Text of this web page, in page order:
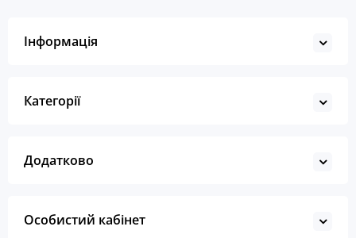
Інформація
Категорії
Додатково
Особистий кабінет